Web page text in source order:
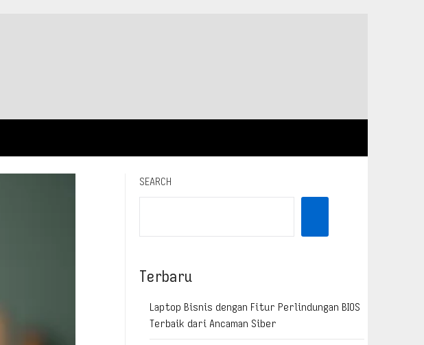
SEARCH
Terbaru
Laptop Bisnis dengan Fitur Perlindungan BIOS
Terbaik dari Ancaman Siber